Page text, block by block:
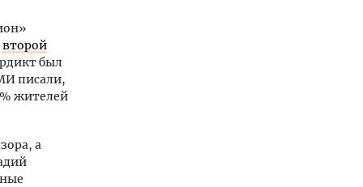
второй
был
писали,
жителей
а